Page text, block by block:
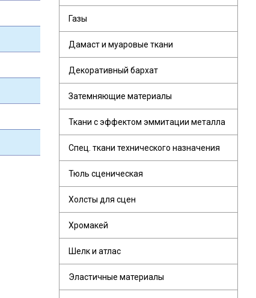
Газы
Дамаст и муаровые ткани
Декоративный бархат
Затемняющие материалы
Ткани с эффектом эммитации металла
Спец. ткани технического назначения
Тюль сценическая
Холсты для сцен
Хромакей
Шелк и атлас
Эластичные материалы